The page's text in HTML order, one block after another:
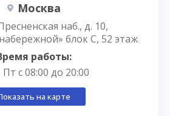
Москва
наб., д. 10,
блок С, 52 этаж
работы:
с 08:00 до 20:00
на карте